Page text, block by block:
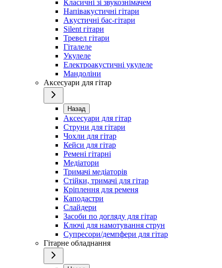
Класичні зі звукознімачем
Напівакустичні гітари
Акустичні бас-гітари
Silent гітари
Тревел гітари
Гіталеле
Укулеле
Електроакустичні укулеле
Мандоліни
Аксесуари для гітар
Назад
Аксесуари для гітар
Струни для гітари
Чохли для гітар
Кейси для гітар
Ремені гітарні
Медіатори
Тримачі медіаторів
Стійки, тримачі для гітар
Кріплення для ременя
Каподастри
Слайдери
Засоби по догляду для гітар
Ключі для намотування струн
Супресори/демпфери для гітар
Гітарне обладнання